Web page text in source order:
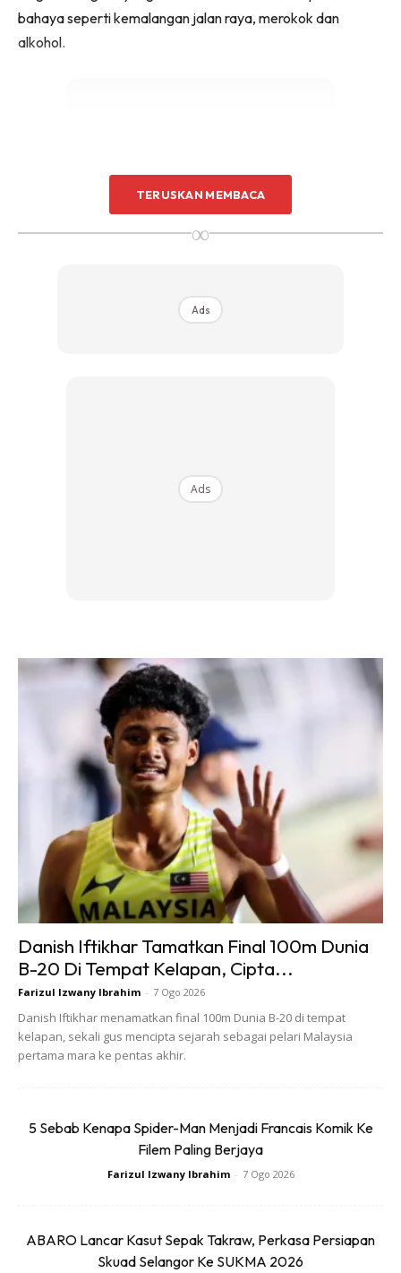
bahaya seperti kemalangan jalan raya, merokok dan
alkohol.
Ads
Penyakit jantung berlaku lebih awal
Lebih 70% daripada serangan jantung mengejut berlaku
dalam kalangan lelaki dan mereka meninggal dunia 3 kali
lebih kerap disebabkan penyakit jantung berbanding
Ads
TERUSKAN MEMBACA
∞
Ads
Ads
Danish Iftikhar Tamatkan Final 100m Dunia
B-20 Di Tempat Kelapan, Cipta...
Farizul Izwany Ibrahim - 7 Ogo 2026
Danish Iftikhar menamatkan final 100m Dunia B-20 di tempat
kelapan, sekali gus mencipta sejarah sebagai pelari Malaysia
pertama mara ke pentas akhir.
5 Sebab Kenapa Spider-Man Menjadi Francais Komik Ke
Filem Paling Berjaya
Farizul Izwany Ibrahim - 7 Ogo 2026
ABARO Lancar Kasut Sepak Takraw, Perkasa Persiapan
Skuad Selangor Ke SUKMA 2026